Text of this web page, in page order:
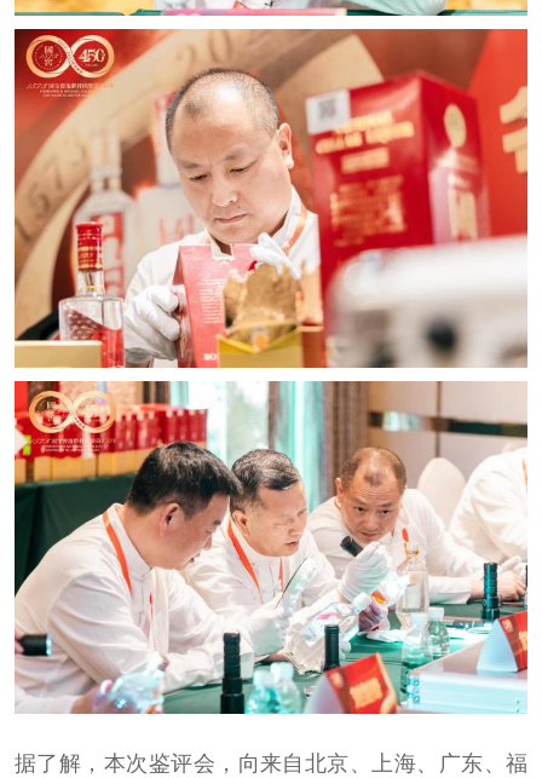
据了解，本次鉴评会，向来自北京、上海、广东、福